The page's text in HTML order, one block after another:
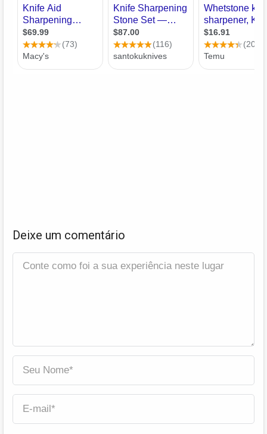
Deixe um comentário